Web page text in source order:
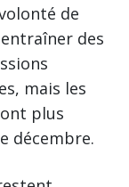
de
des
mais les
plus
décembre.